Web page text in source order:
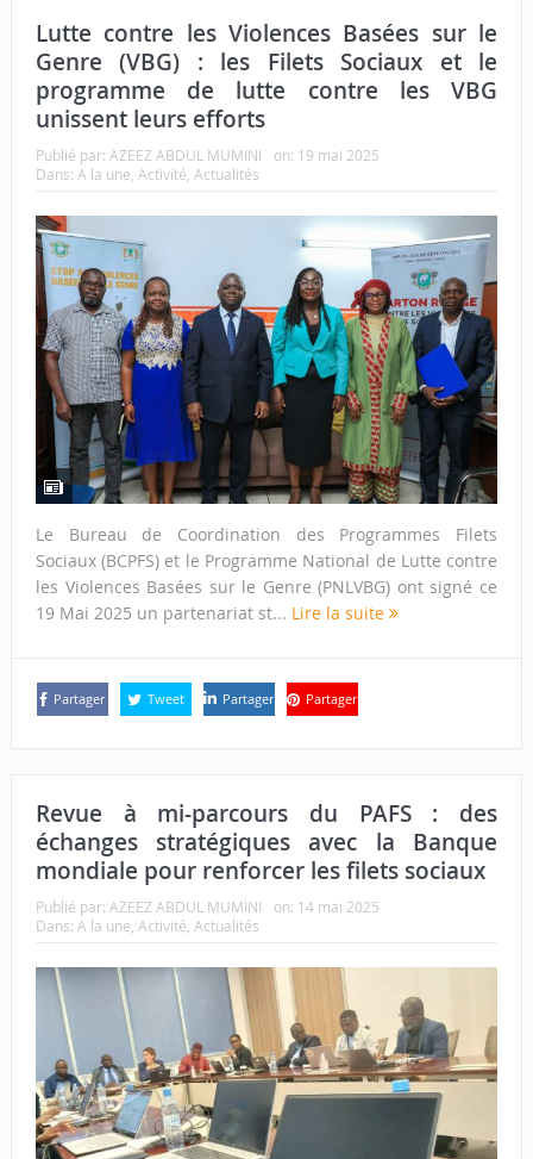
Lutte contre les Violences Basées sur le
Genre (VBG) : les Filets Sociaux et le
programme de lutte contre les VBG
unissent leurs efforts
Publié par: AZEEZ ABDUL MUMINI on: 19 mai 2025
Dans: A la une, Activité, Actualités
Le Bureau de Coordination des Programmes Filets
Sociaux (BCPFS) et le Programme National de Lutte contre
les Violences Basées sur le Genre (PNLVBG) ont signé ce
19 Mai 2025 un partenariat st... Lire la suite
Partager Tweet Partager Partager
Revue à mi-parcours du PAFS : des
échanges stratégiques avec la Banque
mondiale pour renforcer les filets sociaux
Publié par: AZEEZ ABDUL MUMINI on: 14 mai 2025
Dans: A la une, Activité, Actualités